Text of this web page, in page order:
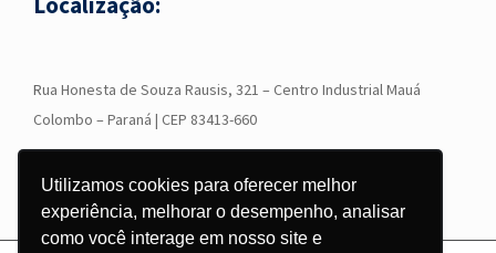
Utilizamos cookies para oferecer melhor
experiência, melhorar o desempenho, analisar
como você interage em nosso site e
Rua Honesta de Souza Rausis, 321 – Centro Industrial Mauá
Colombo – Paraná | CEP 83413-660